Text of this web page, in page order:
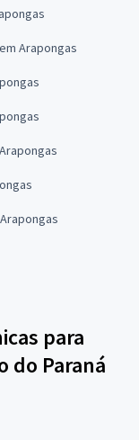
Arapongas
para
do Paraná